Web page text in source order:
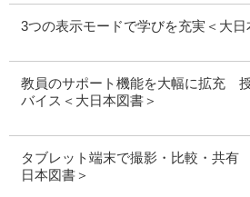
3つの表示モードで学びを充実＜大日
教員のサポート機能を大幅に拡充
バイス＜大日本図書＞
タブレット端末で撮影・比較・共
日本図書＞